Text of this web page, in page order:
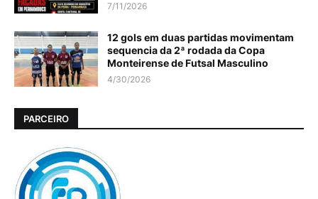
7/11/2026
12 gols em duas partidas movimentam
sequencia da 2ª rodada da Copa
Monteirense de Futsal Masculino
4/30/2026
PARCEIRO